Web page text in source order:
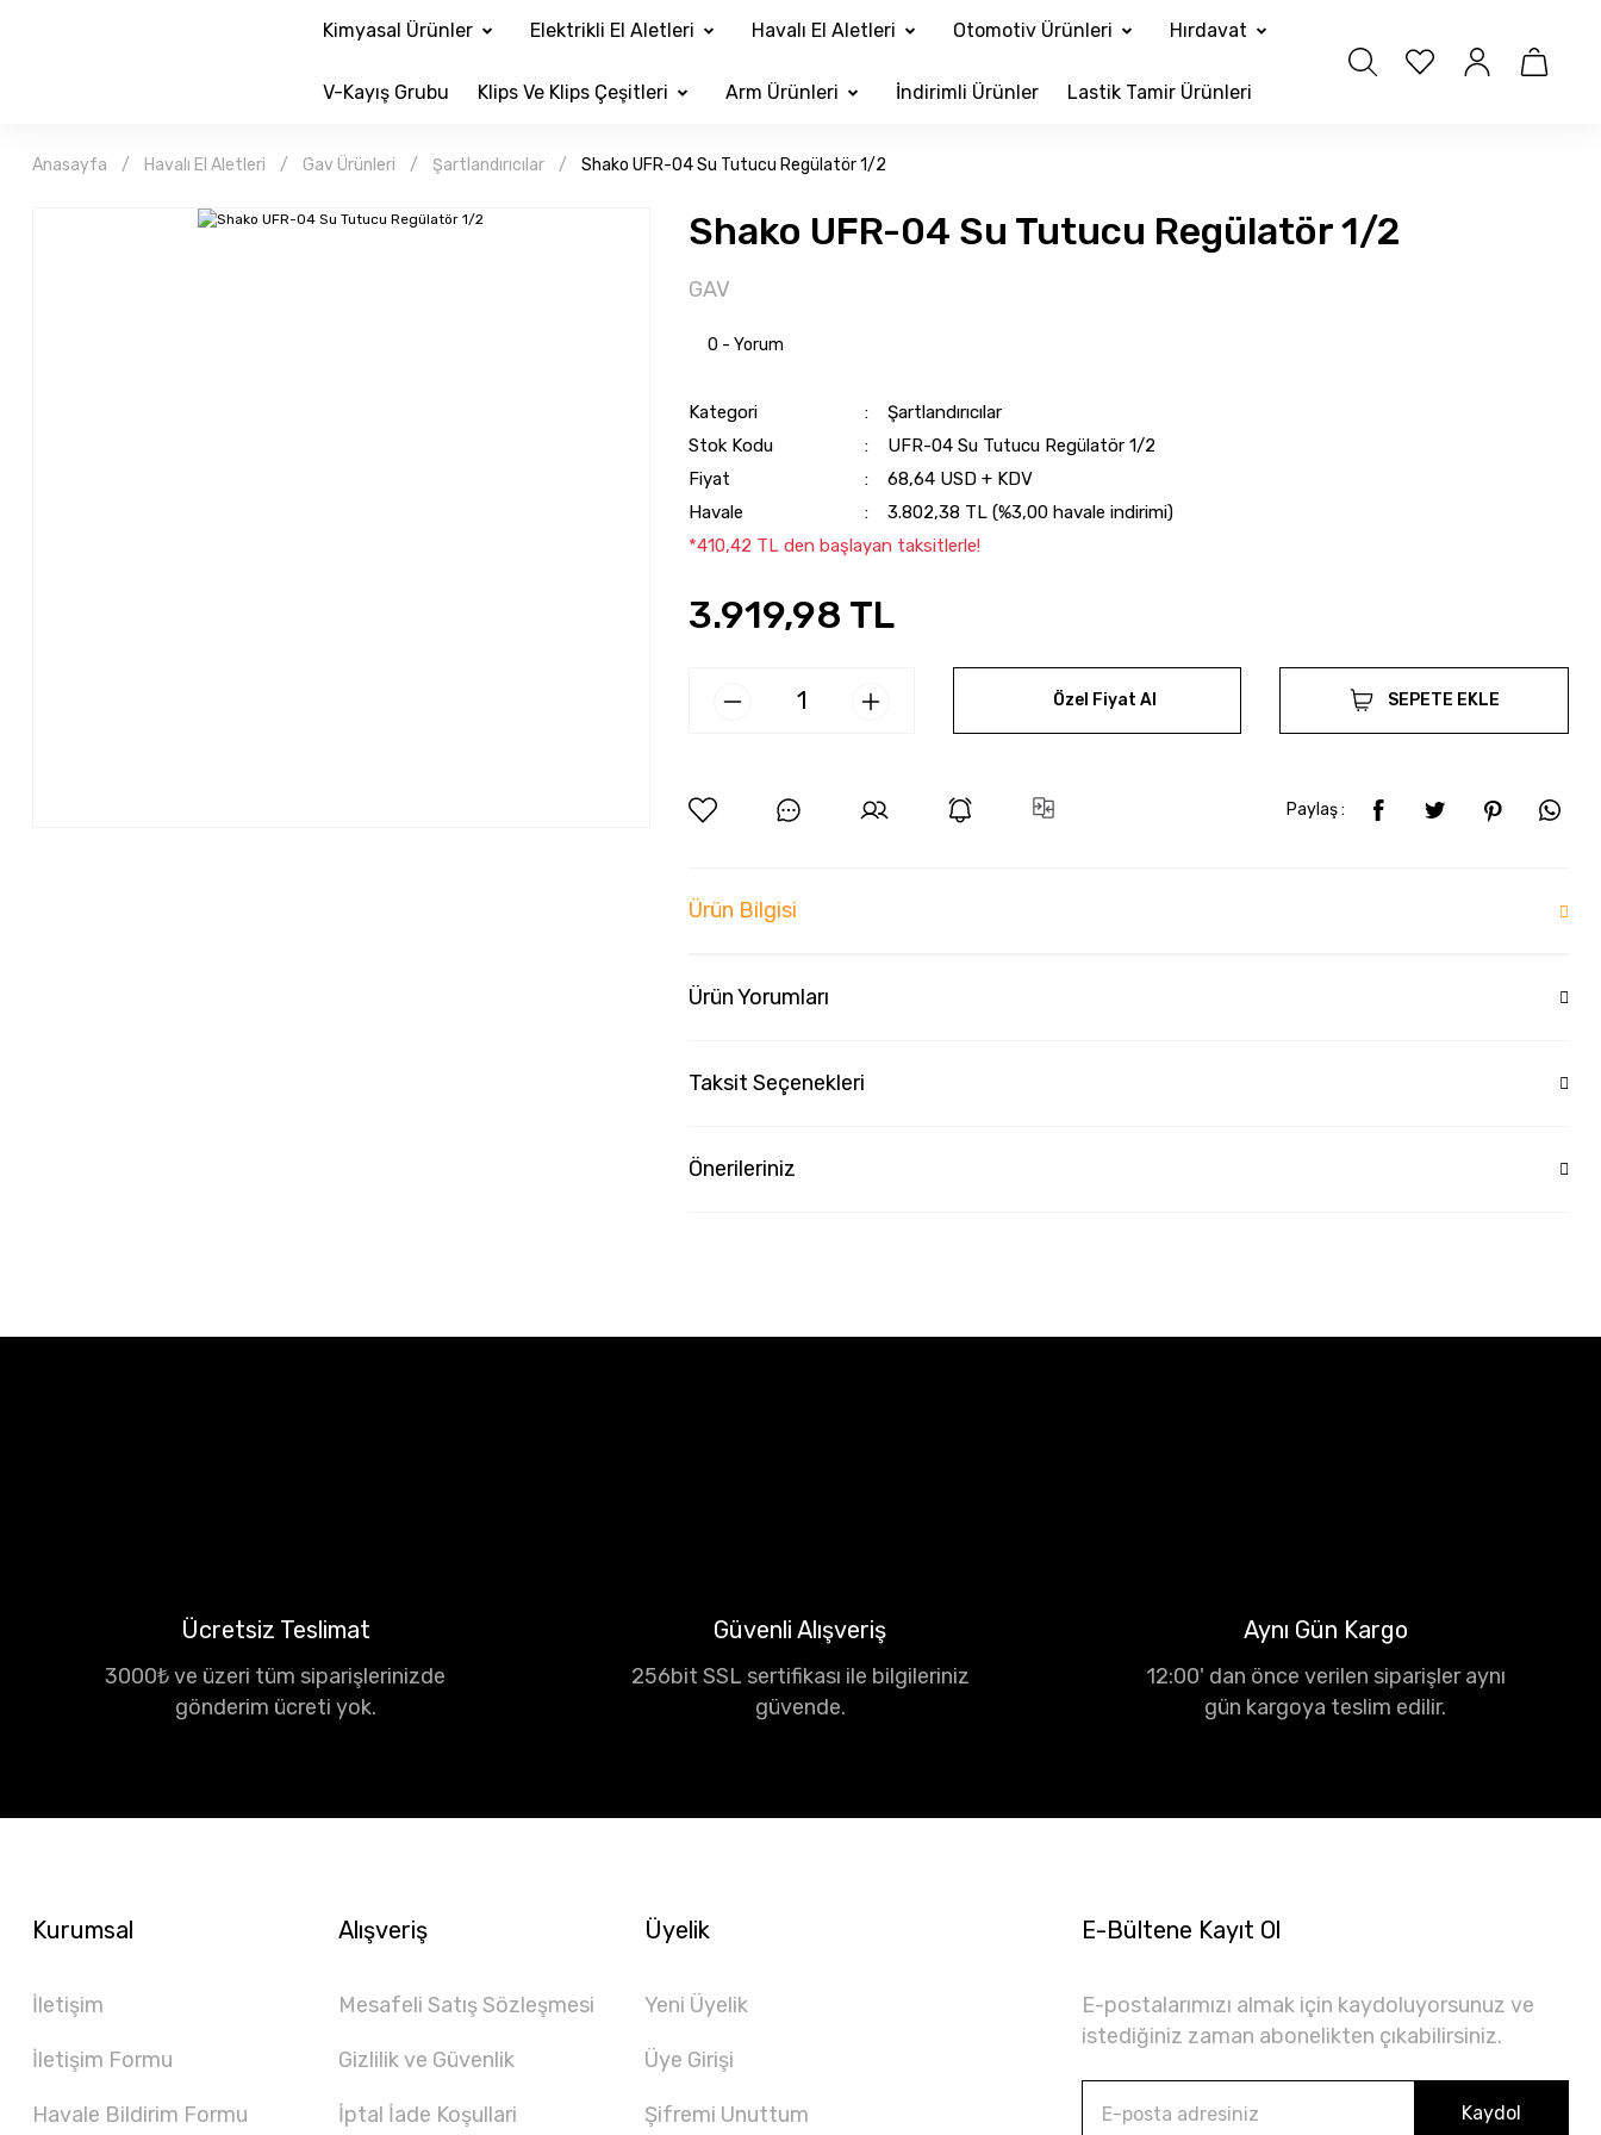
Kimyasal Ürünler Elektrikli El Aletleri Havalı El Aletleri Otomotiv Ürünleri Hırdavat
V-Kayış Grubu Klips Ve Klips Çeşitleri Arm Ürünleri İndirimli Ürünler Lastik Tamir Ürünleri
Anasayfa Havalı El Aletleri Gav Ürünleri Şartlandırıcılar Shako UFR-04 Su Tutucu Regülatör 1/2
Shako UFR-04 Su Tutucu Regülatör 1/2
GAV
0 - Yorum
Kategori
Şartlandırıcılar
Stok Kodu
UFR-04 Su Tutucu Regülatör 1/2
Fiyat
68,64 USD + KDV
Havale
3.802,38 TL (%3,00 havale indirimi)
*410,42 TL den başlayan taksitlerle!
3.919,98 TL
Özel Fiyat Al SEPETE EKLE
Paylaş :
Ürün Bilgisi
Ürün Yorumları
Taksit Seçenekleri
Önerileriniz
Ücretsiz Teslimat
3000₺ ve üzeri tüm siparişlerinizde
gönderim ücreti yok.
Güvenli Alışveriş
256bit SSL sertifikası ile bilgileriniz
güvende.
Aynı Gün Kargo
12:00' dan önce verilen siparişler aynı
gün kargoya teslim edilir.
Kurumsal
İletişim
İletişim Formu
Havale Bildirim Formu
Alışveriş
Mesafeli Satış Sözleşmesi
Gizlilik ve Güvenlik
İptal İade Koşullari
Üyelik
Yeni Üyelik
Üye Girişi
Şifremi Unuttum
E-Bültene Kayıt Ol
E-postalarımızı almak için kaydoluyorsunuz ve
istediğiniz zaman abonelikten çıkabilirsiniz.
Kaydol